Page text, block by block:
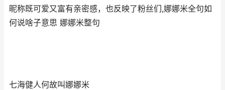
昵称既可爱又富有亲密感，也反映了粉丝们,娜娜米全句如
何说啥子意思 娜娜米整句
七海健人何故叫娜娜米